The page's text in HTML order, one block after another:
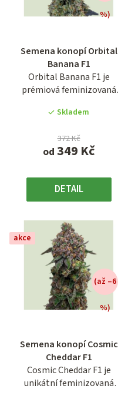
Semena konopí Orbital
Banana F1
Orbital Banana F1 je
prémiová feminizovaná
nové...
Skladem
od 349 Kč
372 Kč
%)
DETAIL
produktu
je
5,0
z
hvězdiček.
akce
Semena konopí Cosmic
Cheddar F1
Cosmic Cheddar F1 je
unikátní feminizovaná
(až –6
%)
produktu
je
4,7
z